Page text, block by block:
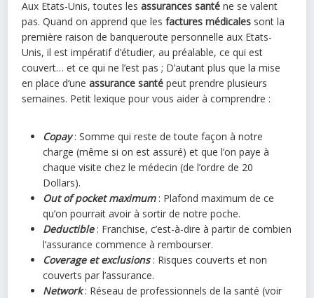
Aux Etats-Unis, toutes lesassurances santé ne se valent
pas. Quand on apprend que lesfactures médicales sont la
première raison de banqueroute personnelle aux Etats-
Unis, il est impératif d’étudier, au préalable, ce qui est
couvert… et ce qui ne l’est pas ; D’autant plus que la mise
en place d’uneassurance santé peut prendre plusieurs
semaines. Petit lexique pour vous aider à comprendre :
Copay: Somme qui reste de toute façon à notre
charge (même si on est assuré) et que l’on paye à
chaque visite chez le médecin (de l’ordre de 20
Dollars).
Out of pocket maximum: Plafond maximum de ce
qu’on pourrait avoir à sortir de notre poche.
Deductible : Franchise, c’est-à-dire à partir de combien
l’assurance commence à rembourser.
Coverage et exclusions : Risques couverts et non
couverts par l’assurance.
Network : Réseau de professionnels de la santé (voir